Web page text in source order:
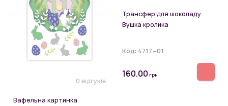
0 відгуків
Вафельна картинка
Трансфер для шоколаду
Вушка кролика
Код: 4717~01
160.00 грн